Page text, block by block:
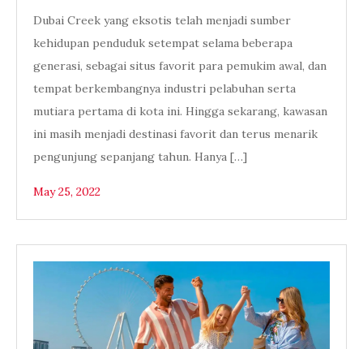
Dubai Creek yang eksotis telah menjadi sumber
kehidupan penduduk setempat selama beberapa
generasi, sebagai situs favorit para pemukim awal, dan
tempat berkembangnya industri pelabuhan serta
mutiara pertama di kota ini. Hingga sekarang, kawasan
ini masih menjadi destinasi favorit dan terus menarik
pengunjung sepanjang tahun. Hanya […]
May 25, 2022